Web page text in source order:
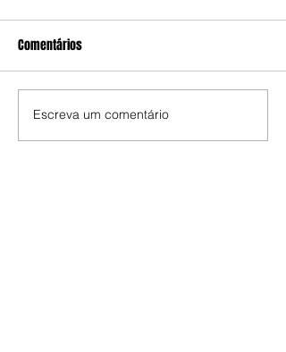
Comentários
Escreva um comentário